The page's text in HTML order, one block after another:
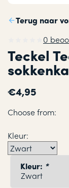
Terug naar
0
Teckel
€4,95
Choose from:
Kleur:
Kleur: *